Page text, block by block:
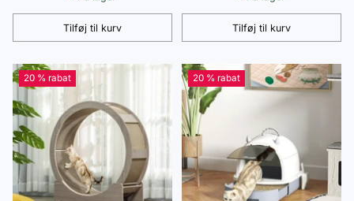
Pladsbesparende
Tilføj til kurv
Antal
Tilføj til kurv
Antal
20 % rabat 20 % rabat